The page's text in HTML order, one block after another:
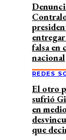
falsa en
nacional
REDES
El otro
sufrió
en
que